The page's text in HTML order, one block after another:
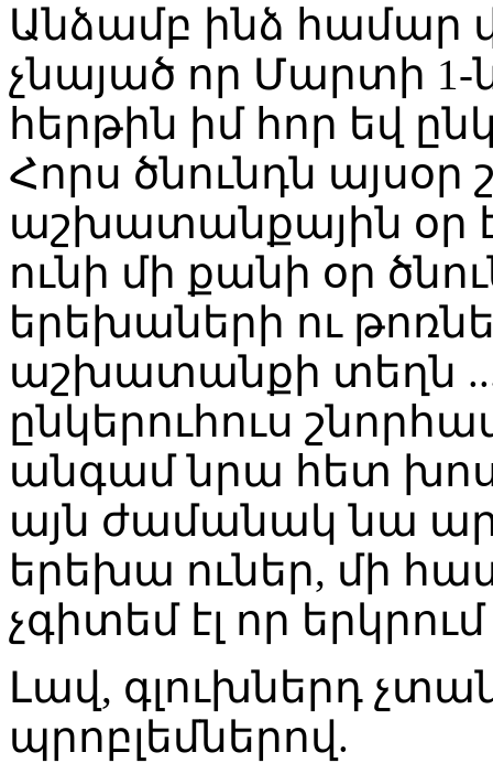
Անձամբ ինձ համար
չնայած որ Մարտի
հերթին իմ հոր եվ
Հորս ծնունդն
աշխատանքային օր
ունի մի քանի օր
երեխաների ու
աշխատանքի տեղն
ընկերուհուս
անգամ նրա հետ
այն ժամանակ նա
երեխա ուներ, մի
չգիտեմ էլ որ
Լավ, գլուխներդ
պրոբլեմներով.